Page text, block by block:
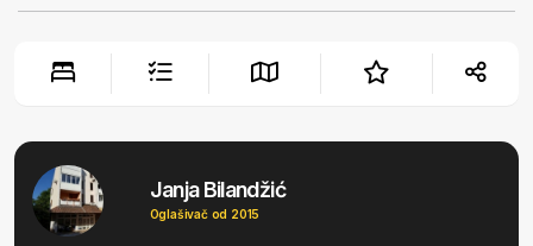
Janja Bilandžić
Oglašivač od 2015